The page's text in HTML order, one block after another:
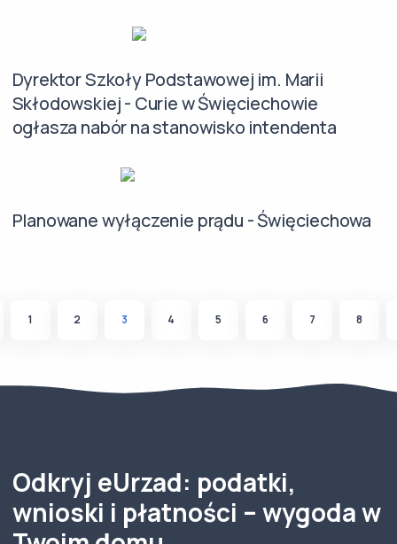
Dyrektor Szkoły Podstawowej im. Marii
Skłodowskiej - Curie w Święciechowie
ogłasza nabór na stanowisko intendenta
Planowane wyłączenie prądu - Święciechowa
1 2 3 4 5 6 7 8
Odkryj eUrzad: podatki,
wnioski i płatności – wygoda w